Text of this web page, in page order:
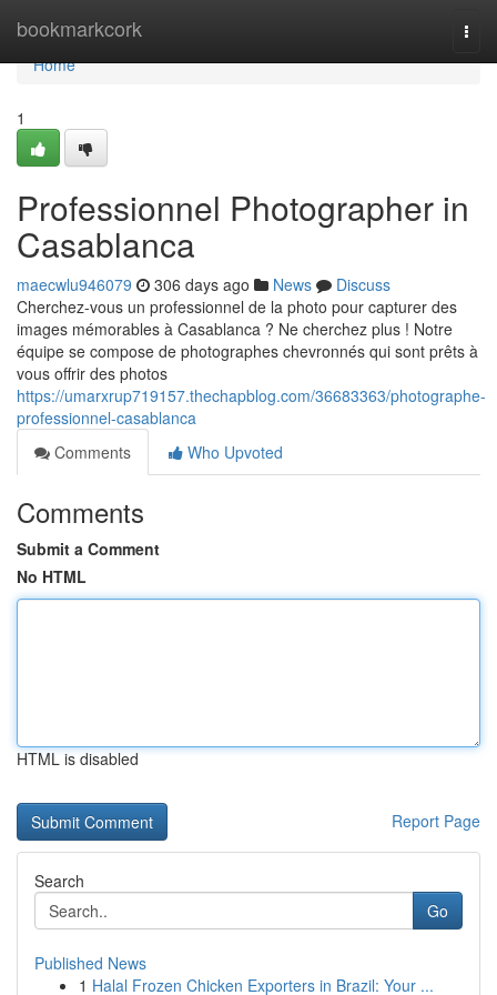
bookmarkcork
Home
Home
1
Professionnel Photographer in
Casablanca
maecwlu946079 306 days ago News
Discuss
Cherchez-vous un professionnel de la photo pour capturer des
images mémorables à Casablanca ? Ne cherchez plus ! Notre
équipe se compose de photographes chevronnés qui sont prêts à
vous offrir des photos
https://umarxrup719157.thechapblog.com/36683363/photographe-
professionnel-casablanca
Comments
Who Upvoted
Comments
Submit a Comment
No HTML
HTML is disabled
Report Page
Search
Go
Published News
1 Halal Frozen Chicken Exporters in Brazil: Your ...